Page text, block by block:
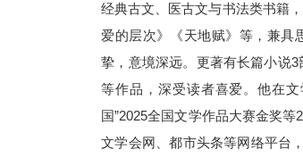
经典古文、医古文与书法类书籍
爱的层次》《天地赋》等，兼具
挚，意境深远。更著有长篇小说
等作品，深受读者喜爱。他在
国”2025全国文学作品大赛金奖
文学会网、都市头条等网络平台